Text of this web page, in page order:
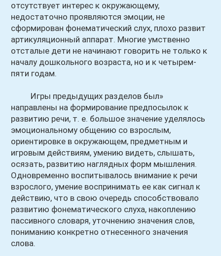
отсутствует интерес к окружающему,
недостаточно проявляются эмоции, не
сформирован фонематический слух, плохо развит
артикуляционный аппарат. Многие умственно
отсталые дети не начинают говорить не только к
началу дошкольного возраста, но и к четырем-
пяти годам.
Игры предыдущих разделов был»
направлены на формирование предпосылок к
развитию речи, т. е. большое значение уделялось
эмоциональному общению со взрослым,
ориентировке в окружающем, предметным и
игровым действиям, умению видеть, слышать,
осязать, развитию наглядных форм мышления.
Одновременно воспитывалось внимание к речи
взрослого, умение воспринимать ее как сигнал к
действию, что в свою очередь способствовало
развитию фонематического слуха, накоплению
пассивного словаря, уточнению значения слов,
пониманию конкретно отнесенного значения
слова.